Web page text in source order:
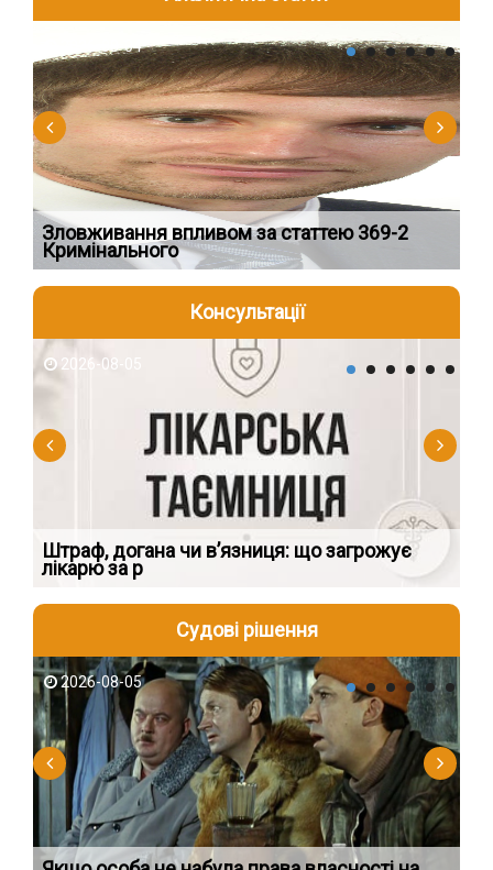
2026-08-04
Зловживання впливом за статтею 369-2
Кримінального
Консультації
2026-08-05
Штраф, догана чи в’язниця: що загрожує
лікарю за р
Судові рішення
2026-08-05